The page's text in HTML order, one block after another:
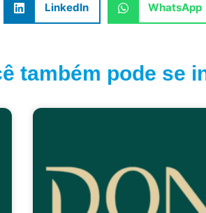
LinkedIn WhatsApp
também pode se